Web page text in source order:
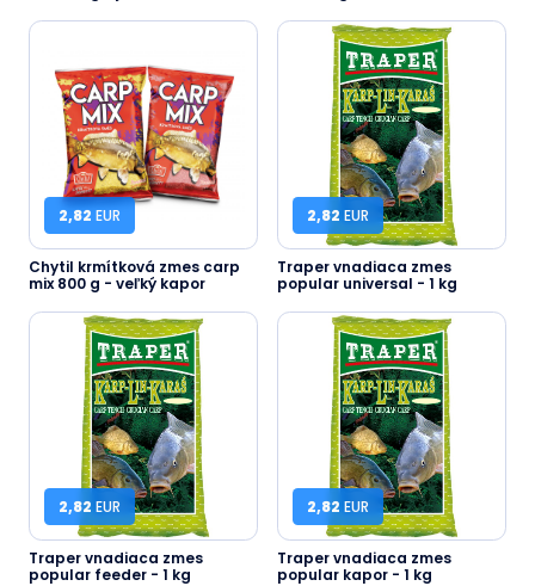
2,82 EUR
Chytil krmítková zmes carp
mix 800 g - veľký kapor
2,82 EUR
Traper vnadiaca zmes
popular universal - 1 kg
2,82 EUR
Traper vnadiaca zmes
popular feeder - 1 kg
2,82 EUR
Traper vnadiaca zmes
popular kapor - 1 kg